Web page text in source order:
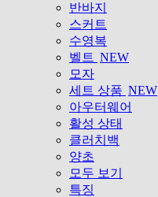
반바지
스커트
수영복
벨트 NEW
모자
세트 상품 NEW
아우터웨어
활성 상태
클러치백
양초
모두 보기
특징